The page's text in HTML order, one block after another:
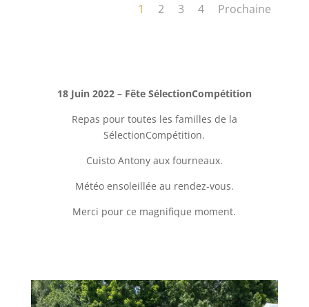
1 2 3 4 Prochaine
18 Juin 2022 – Fête SélectionCompétition
Repas pour toutes les familles de la
SélectionCompétition.
Cuisto Antony aux fourneaux.
Météo ensoleillée au rendez-vous.
Merci pour ce magnifique moment.